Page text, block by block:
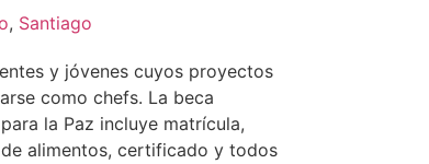
, Santiago
y jóvenes cuyos proyectos
como chefs. La beca
la Paz incluye matrícula,
alimentos, certificado y todos